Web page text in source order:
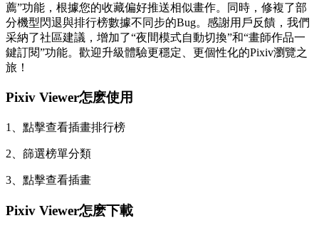
薦”功能，根據您的收藏偏好推送相似畫作。同時，修複了部
分機型閃退與排行榜數據不同步的Bug。感謝用戶反饋，我們
采納了社區建議，增加了“夜間模式自動切換”和“畫師作品一
鍵訂閱”功能。歡迎升級體驗更穩定、更個性化的Pixiv瀏覽之
旅！
Pixiv Viewer怎麽使用
1、點擊查看插畫排行榜
2、篩選榜單分類
3、點擊查看插畫
Pixiv Viewer怎麽下載